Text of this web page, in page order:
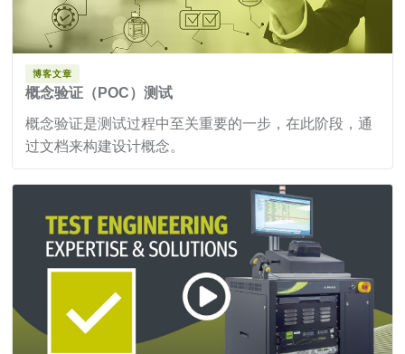
博客文章
概念验证（POC）测试
概念验证是测试过程中至关重要的一步，在此阶段，通
过文档来构建设计概念。